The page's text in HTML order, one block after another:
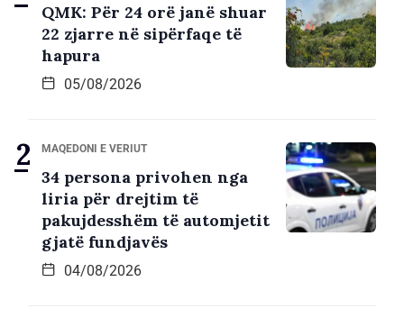
QMK: Për 24 orë janë shuar
22 zjarre në sipërfaqe të
hapura
05/08/2026
MAQEDONI E VERIUT
34 persona privohen nga
liria për drejtim të
pakujdesshëm të automjetit
gjatë fundjavës
04/08/2026